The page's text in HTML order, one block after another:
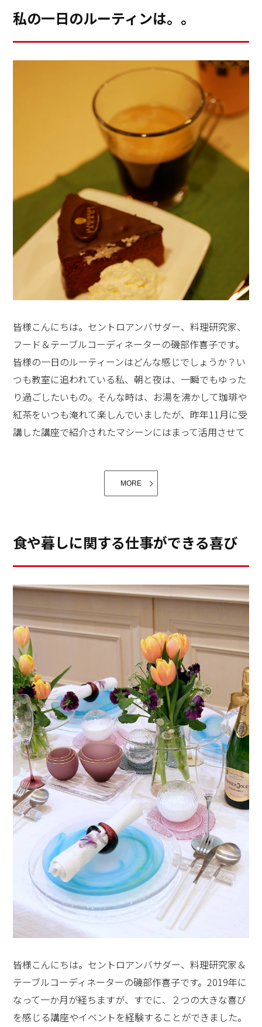
れぞれが深く印象に残っています。
「美味しいところに人は集まる」という言葉もあります
あ、と改めて思います。
私自身はふだんのレッスンにおいて、日々、生徒の皆様
と食を共にさせいただく時間を戴いています。あたりま
えのようにテーブルコーディネートをし、お料理を作っ
て盛り付け、ご試食を楽しんで戴く毎日ですが、生徒様
は、初めて目にするコーディネートに目を輝かせてお写
真をたくさん撮ってくださり、初めて食するお料理に感
嘆の声をあげてくださったり、その反応に私自身も充実
感と癒しを感じることができ、なんて幸せな職業なんだ
ろうと日々感謝の毎日です。
を運んでくれますね。昼間の教室を終え、翌日の買い出
観たりされるのでしょうが、私の場合は、その後もよく
翌日のレッスンの準備をしたり、デザートを作ったりし
当日では間に合わない、お肉の煮込みや、デザート作
り、最近では、シュトーレンを焼いたりしています。
「さあ、今日も一日お疲れ様。ありがとう。明日もよろ
しくね」とキッチンに感謝の言葉をかけ、寝室へ。一日
の中で一番長くいるのがキッチンですが、一日の始まり
も終わりもやっぱりキッチン。これからもそんな毎日は
ずっと続くことでしょう。一番心が満たされ、幸せを感
じるキッチンでの時間、これからも大切にしたいです。
私の一日のルーティンは。。
皆様こんにちは。セントロアンバサダー、料理研究家、
フード＆テーブルコーディネーターの磯部作喜子です。
皆様の一日のルーティーンはどんな感じでしょうか？い
つも教室に追われている私、朝と夜は、一瞬でもゆった
り過ごしたいもの。そんな時は、お湯を沸かして珈琲や
紅茶をいつも淹れて楽しんでいましたが、昨年11月に受
講した講座で紹介されたマシーンにはまって活用させて
シェフが名古屋にいらっしゃり、ザッハトルテの作り方
をご教授くださいました。そこで出してくださったの
ルピシアとの提携とのことでしたが、カプセルの種類も
多く、期待以上の美味しさに感動！教室の生徒さん用に
マシーンをお願いさせていただきました。
紅茶用と同時にコーヒー用のマシーンもお願いし、教室
の生徒様達にも、いろんなカプセルを選んでいただき、
楽しんで戴いております。
MORE
食や暮しに関する仕事ができる喜び
皆様こんにちは。セントロアンバサダー、料理研究家＆
テーブルコーディネーターの磯部作喜子です。2019年に
なって一か月が経ちますが、すでに、２つの大きな喜び
を感じる講座やイベントを経験することができました。